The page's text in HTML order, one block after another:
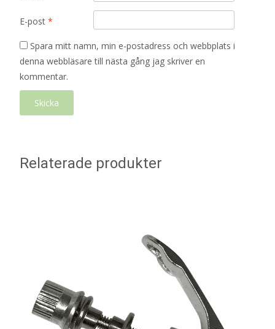
E-post *
Spara mitt namn, min e-postadress och webbplats i
denna webbläsare till nästa gång jag skriver en
kommentar.
Relaterade produkter